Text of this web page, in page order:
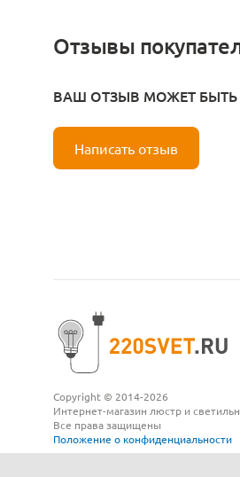
Отзывы
ВАШ ОТЗЫВ МОЖЕТ
Написать отзыв
Copyright © 2014-2026
Интернет-магазин люстр и
Все права защищены
Положение о конфиденциальности